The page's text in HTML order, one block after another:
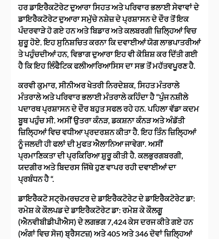
ਹਰ ਡਾਇਰੈਕਟੋਰੇਟ ਦੁਆਰਾ ਸਿਹਤ ਅਤੇ ਪਰਿਵਾਰ ਭਲਾਈ ਸੇਵਾਵਾਂ ਦੇ
ਡਾਇਰੈਕਟੋਰੇਟ ਦੁਆਰਾ ਸਮੁੱਚੇ ਨਸ਼ੇਜ਼ ਦੇ ਪ੍ਰਸ਼ਾਸਨ ਦੇ ਦੌਰ ਤੋਂ ਇਕ
ਪੰਦਰਵਾੜੇ ਹੋ ਗਏ ਹਨ ਅਤੇ ਬਿਡਾਰ ਅਤੇ ਕਲਬਰਗੀ ਜ਼ਿਲ੍ਹਿਆਂ ਵਿਚ
ਸ਼ੁਰੂ ਹੋਏ. ਇਹ ਸੁਨਿਸ਼ਚਿਤ ਕਰਨਾ ਕਿ ਦਵਾਈਆਂ ਯੋਗ ਲਾਭਪਾਤਰੀਆਂ
ਤੇ ਪਹੁੰਚਦੀਆਂ ਹਨ, ਵਿਭਾਗ ਦੁਆਰਾ ਇਹ ਵੀ ਕੋਸ਼ਿਸ਼ ਕਰ ਦਿੱਤੀ ਗਈ
ਹੈ ਕਿ ਇਹ ਲਿੰਫੈਟਿਕ ਫਲੀਆਰਿਆਸਿਸ ਦਾ ਸਭ ਤੋਂ ਮਹੱਤਵਪੂਰਣ ਹੈ.
ਕਰਵੀ ਕੁਮਾਰ, ਸੀਨੀਅਰ ਖੇਤਰੀ ਨਿਰਦੇਸ਼ਕ, ਸਿਹਤ ਮੰਤਰਾਲੇ
ਮੰਤਰਾਲੇ ਅਤੇ ਪਰਿਵਾਰ ਭਲਾਈ ਮੰਤਰਾਲੇ ਕਹਿੰਦਾ ਹੈ “ਪੁੰਜ ਨਸ਼ੀਲੇ
ਪਦਾਰਥ ਪ੍ਰਸ਼ਾਸਨ ਦੇ ਦੌਰ ਬਹੁਤ ਸਫਲ ਰਹੇ ਹਨ. ਪਹਿਲਾ ਵੱਡਾ ਕਦਮ
ਬੂਥ ਪਹੁੰਚ ਸੀ. ਅਸੀਂ ਉਤਰਾ ਕੰਨੜ, ਡਕਸ਼ਨਾ ਕੰਨੜ ਅਤੇ ਅੰਡੱਤੀ
ਜ਼ਿਲ੍ਹਿਆਂ ਵਿਚ ਵਧੀਆ ਪ੍ਰਦਰਸ਼ਨ ਕੀਤਾ ਹੈ. ਇਹ ਤਿੰਨ ਜ਼ਿਲ੍ਹਿਆਂ
ਨੂੰ ਜਲਦੀ ਹੀ ਫਲਾਂ ਦੀ ਮੁਫਤ ਐਲਾਨਿਆ ਜਾਵੇਗਾ. ਅਸੀਂ
ਪ੍ਰਮਾਣਿਕਤਾ ਦੀ ਪ੍ਰਕਿਰਿਆ ਸ਼ੁਰੂ ਕੀਤੀ ਹੈ. ਕਲਭੁਰਗਬਰਗੀ,
ਯਦਗੀਰ ਅਤੇ ਬਿਦਰਸ ਜਿੱਥੇ ਹੁਣ ਵਾਪਰ ਰਹੀ ਦਵਾਈਆਂ ਦਾ
ਪ੍ਰਬੰਧਨ ਹੈ “.
ਡਾਇਰੈਕਟੋ ਸਟ੍ਰੋਮਰਚਟਰ ਦੇ ਡਾਇਰੈਕਟੋਰੇਟ ਦੇ ਡਾਇਰੈਕਟੋਰੇਟ ਡਾ:
ਰਮੇਸ਼ ਕੇ ਕੌਲਪਡ ਦੇ ਡਾਇਰੈਕਟੋਰੇਟ ਡਾ: ਰਮੇਸ਼ ਕੇ ਕੌਲਗੂ
(ਐਨਵੀਬੀਡੀਪੀਐਸ) ਦੇ ਲਗਭਗ 7,424 ਕੇਸ ਦਰਜ ਕੀਤੇ ਗਏ ਹਨ
(ਅੰਗਾਂ ਵਿਚ ਸੋਜ) ਬ੍ਰੈਸਟਜ਼) ਅਤੇ 405 ਅਤੇ 346 ਦੋਵਾਂ ਜ਼ਿਲ੍ਹਿਆਂ